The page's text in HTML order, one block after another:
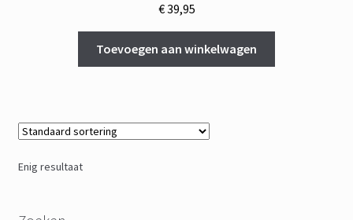
€39,95
Toevoegen aan winkelwagen
Enig resultaat